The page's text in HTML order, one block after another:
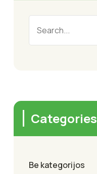
Categories
Be kategorijos